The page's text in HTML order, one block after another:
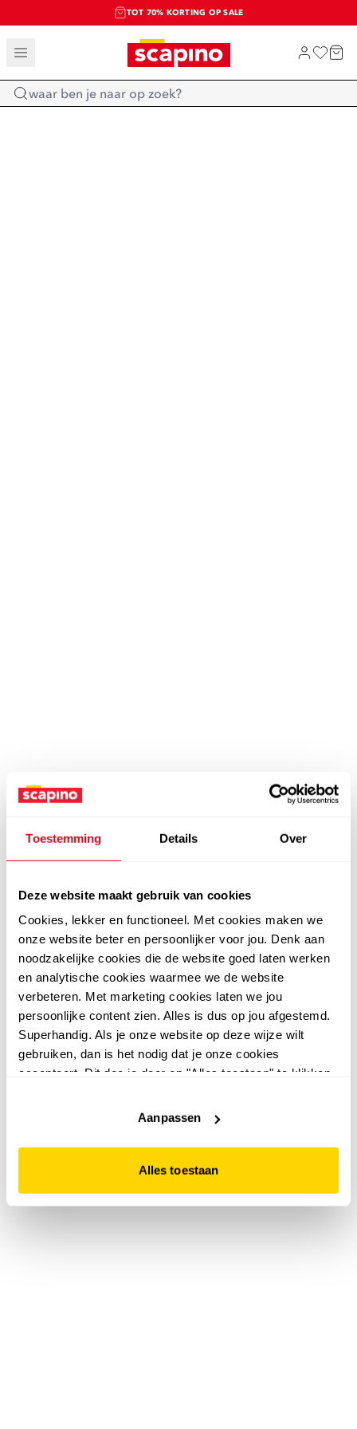
Toestemming Details Over
Deze website maakt gebruik van cookies
Cookies, lekker en functioneel. Met cookies maken we
onze website beter en persoonlijker voor jou. Denk aan
noodzakelijke cookies die de website goed laten werken
en analytische cookies waarmee we de website
verbeteren. Met marketing cookies laten we jou
persoonlijke content zien. Alles is dus op jou afgestemd.
Superhandig. Als je onze website op deze wijze wilt
gebruiken, dan is het nodig dat je onze cookies
accepteert. Dit doe je door op "Alles toestaan" te klikken.
website niet optimaal functioneert.
Aanpassen
Alles toestaan
TOT 70% KORTING OP SALE
SALE: LAATSTE KANS!
SHOP NIEUW
Home